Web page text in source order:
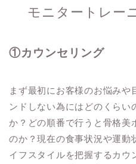
モニタートレー
①カウンセリング
まず最初にお客様のお悩みや
ンドしない為にはどのくらい
か？どの順番で行うと骨格美
のか？現在の食事状況や運動
イフスタイルを把握するカウ